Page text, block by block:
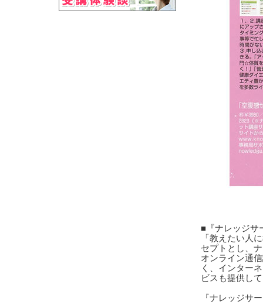
■『ナレッジサ
「教えたい人
セプトとし、
オンライン通
く、インター
ビスも提供し
『ナレッジサ